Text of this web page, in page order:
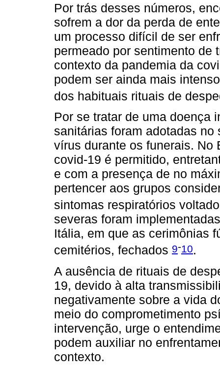
Por trás desses números,
sofrem a dor da perda de
um processo difícil de ser
permeado por sentimento de
contexto da pandemia da
podem ser ainda mais
dos habituais rituais de
Por se tratar de uma doença
sanitárias foram adotadas
vírus durante os funerais. No
covid-19 é permitido,
e com a presença de no
pertencer aos grupos
sintomas respiratórios
severas foram
Itália, em que as cerimônias
cemitérios, fechados 9-10.
A ausência de rituais de
19, devido à alta
negativamente sobre a vida
meio do comprometimento
intervenção, urge o
podem auxiliar no
contexto.